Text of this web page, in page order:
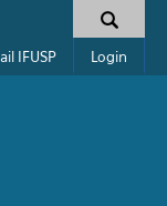
IFUSP Login